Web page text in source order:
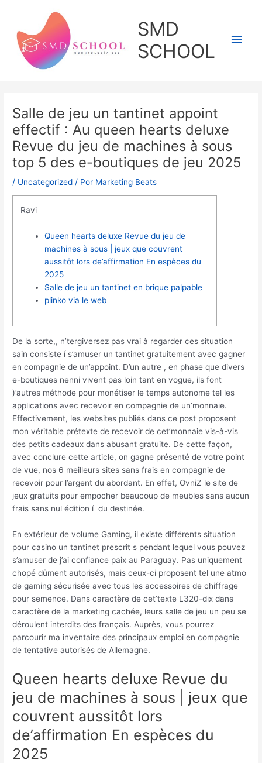
contenido
SMD
SCHOOL
Salle de jeu un tantinet appoint
effectif : Au queen hearts deluxe
Revue du jeu de machines à sous
top 5 des e-boutiques de jeu 2025
/ Uncategorized / Por Marketing Beats
Ravi
Queen hearts deluxe Revue du jeu de
machines à sous | jeux que couvrent
aussitôt lors de’affirmation En espèces du
2025
Salle de jeu un tantinet en brique palpable
plinko via le web
De la sorte,, n’tergiversez pas vrai à regarder ces situation
sain consiste í s’amuser un tantinet gratuitement avec gagner
en compagnie de un’appoint. D’un autre , en phase que divers
e-boutiques nenni vivent pas loin tant en vogue, ils font
)’autres méthode pour monétiser le temps autonome tel les
applications avec recevoir en compagnie de un’monnaie.
Effectivement, les websites publiés dans ce post proposent
mon véritable prétexte de recevoir de cet’monnaie vis-à-vis
des petits cadeaux dans abusant gratuite. De cette façon,
avec conclure cette article, on gagne présenté de votre point
de vue, nos 6 meilleurs sites sans frais en compagnie de
recevoir pour l’argent du abordant. En effet, OvniZ le site de
jeux gratuits pour empocher beaucoup de meubles sans aucun
frais sans nul édition í du destinée.
En extérieur de volume Gaming, il existe différents situation
pour casino un tantinet prescrit s pendant lequel vous pouvez
s’amuser de j’ai confiance paix au Paraguay. Pas uniquement
chopé dûment autorisés, mais ceux-ci proposent tel une atmo
de gaming sécurisée avec tous les accessoires de chiffrage
pour semence. Dans caractère de cet’texte L320-dix dans
caractère de la marketing cachée, leurs salle de jeu un peu se
déroulent interdits des français. Auprès, vous pourrez
parcourir ma inventaire des principaux emploi en compagnie
de tentative autorisés de Allemagne.
Queen hearts deluxe Revue du
jeu de machines à sous | jeux que
couvrent aussitôt lors
de’affirmation En espèces du
2025